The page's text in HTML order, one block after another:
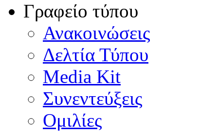
Γραφείο τύπου
Ανακοινώσεις
Δελτία Τύπου
Media Kit
Συνεντεύξεις
Ομιλίες